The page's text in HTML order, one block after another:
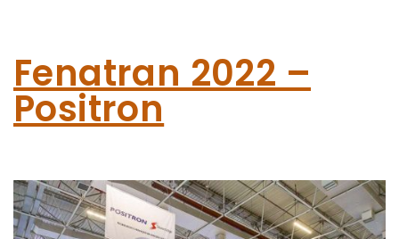
Fenatran 2022 –
Positron